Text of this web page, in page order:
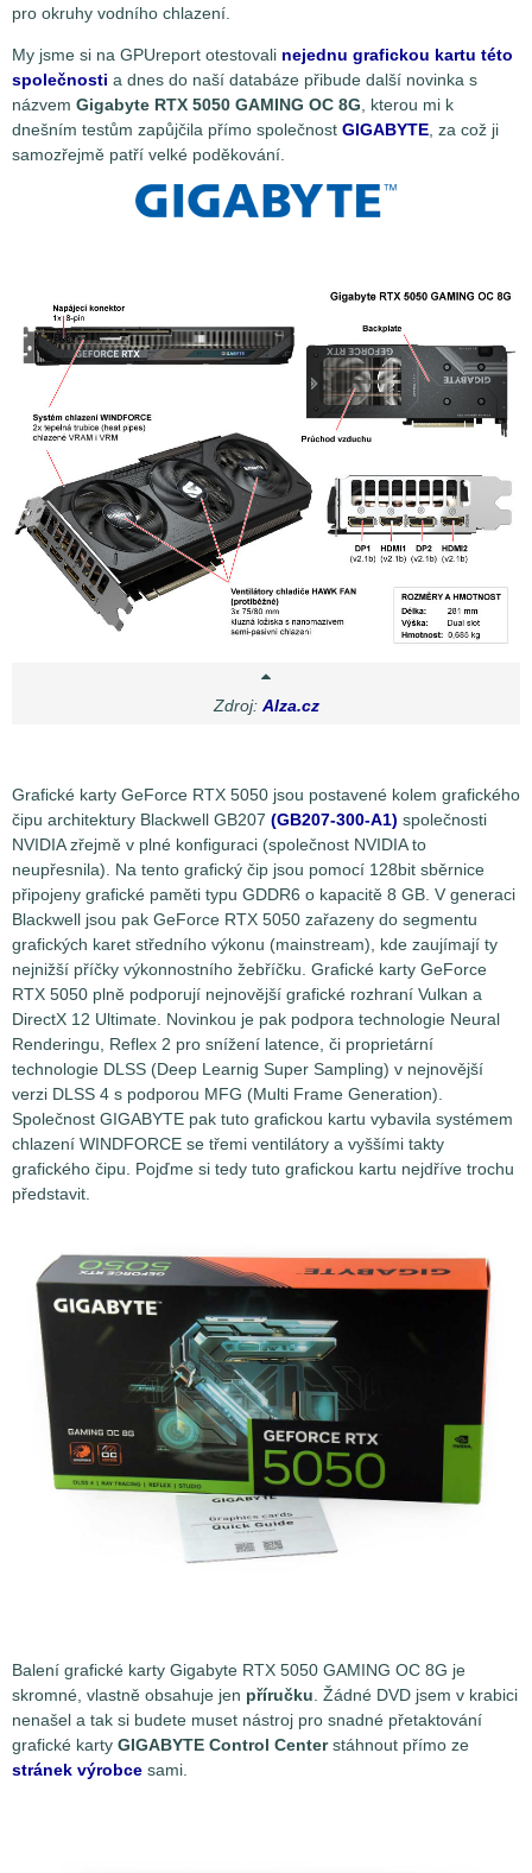
pro okruhy vodního chlazení.
My jsme si na GPUreport otestovali nejednu grafickou kartu této
společnosti a dnes do naší databáze přibude další novinka s
názvem Gigabyte RTX 5050 GAMING OC 8G, kterou mi k
dnešním testům zapůjčila přímo společnost GIGABYTE, za což ji
samozřejmě patří velké poděkování.
Zdroj: Alza.cz
Grafické karty GeForce RTX 5050 jsou postavené kolem grafického
čipu architektury Blackwell GB207 (GB207-300-A1) společnosti
NVIDIA zřejmě v plné konfiguraci (společnost NVIDIA to
neupřesnila). Na tento grafický čip jsou pomocí 128bit sběrnice
připojeny grafické paměti typu GDDR6 o kapacitě 8 GB. V generaci
Blackwell jsou pak GeForce RTX 5050 zařazeny do segmentu
grafických karet středního výkonu (mainstream), kde zaujímají ty
nejnižší příčky výkonnostního žebříčku. Grafické karty GeForce
RTX 5050 plně podporují nejnovější grafické rozhraní Vulkan a
DirectX 12 Ultimate. Novinkou je pak podpora technologie Neural
Renderingu, Reflex 2 pro snížení latence, či proprietární
technologie DLSS (Deep Learnig Super Sampling) v nejnovější
verzi DLSS 4 s podporou MFG (Multi Frame Generation).
Společnost GIGABYTE pak tuto grafickou kartu vybavila systémem
chlazení WINDFORCE se třemi ventilátory a vyššími takty
grafického čipu. Pojďme si tedy tuto grafickou kartu nejdříve trochu
představit.
Balení grafické karty Gigabyte RTX 5050 GAMING OC 8G je
skromné, vlastně obsahuje jen příručku . Žádné DVD jsem v krabici
nenašel a tak si budete muset nástroj pro snadné přetaktování
grafické karty GIGABYTE Control Centerstáhnout přímo ze
stránek výrobce sami.